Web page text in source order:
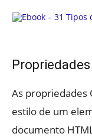
Propriedades
As propriedades
estilo de um
documento